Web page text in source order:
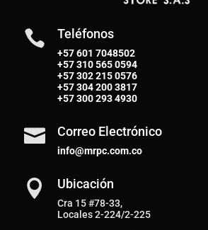
 Teléfonos
+57 601 7048502
+57310 565 0594
+57302 215 0576
+57304 200 3817
+57300 293 4930
 Correo Electrónico
info@mrpc.com.co
 Ubicación
Cra 15 #78-33,
Locales 2-224/2-225